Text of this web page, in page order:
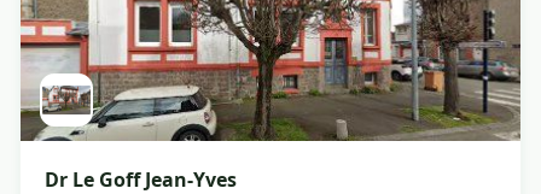
Dr Le Goff Jean-Yves